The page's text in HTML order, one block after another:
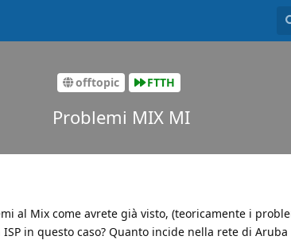
offtopic FTTH
Problemi MIX MI
al Mix come avrete già visto, (teoricamente i
in questo caso? Quanto incide nella rete di